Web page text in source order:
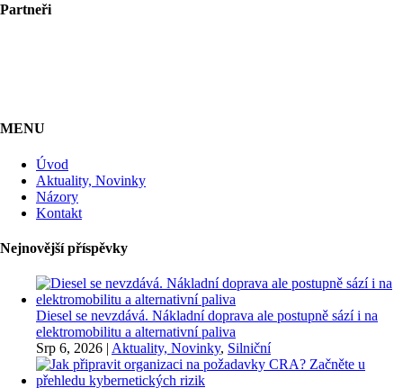
Partneři
MENU
Úvod
Aktuality, Novinky
Názory
Kontakt
Nejnovější příspěvky
Diesel se nevzdává. Nákladní doprava ale postupně sází i na
elektromobilitu a alternativní paliva
Srp 6, 2026 | Aktuality, Novinky, Silniční